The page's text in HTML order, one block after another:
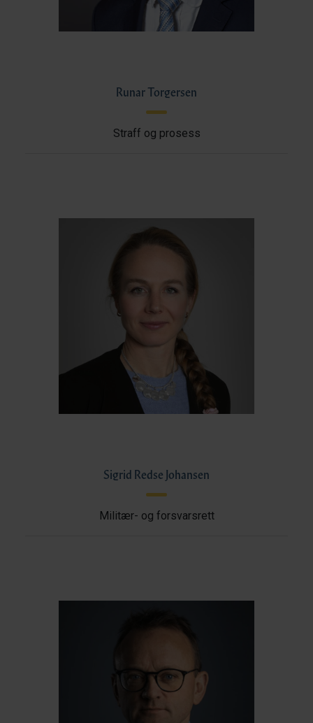
Runar Torgersen
Straff og prosess
Sigrid Redse Johansen
Militær- og forsvarsrett